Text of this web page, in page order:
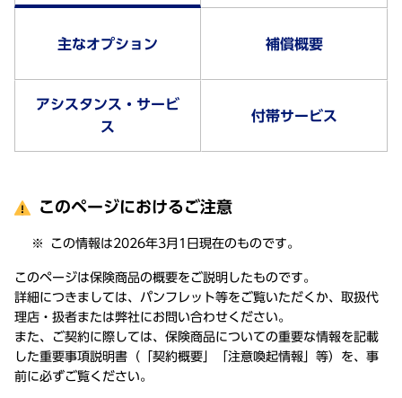
主なオプション 補償概要
アシスタンス・サービ
ス
付帯サービス
このページにおけるご注意
この情報は2026年3月1日現在のものです。
このページは保険商品の概要をご説明したものです。
詳細につきましては、パンフレット等をご覧いただくか、取扱代
理店・扱者または弊社にお問い合わせください。
また、ご契約に際しては、保険商品についての重要な情報を記載
した重要事項説明書（「契約概要」「注意喚起情報」等）を、事
前に必ずご覧ください。